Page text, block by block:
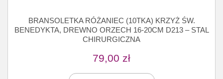
BRANSOLETKA RÓŻANIEC (10TKA) KRZYŻ ŚW.
BENEDYKTA, DREWNO ORZECH 16-20CM D213 – STAL
CHIRURGICZNA
79,00 zł